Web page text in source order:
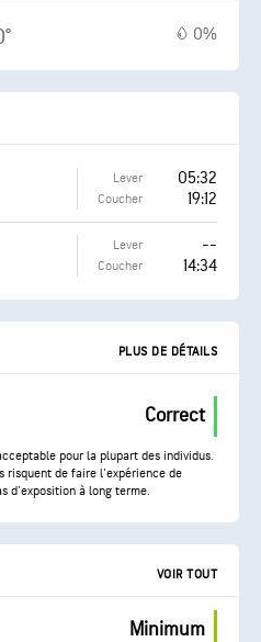
0%
Lever 05:32
Coucher 19:12
Lever --
Coucher 14:34
PLUS DE DÉTAILS
Correct
pour la plupart des individus.
risquent de faire l'expérience de
d'exposition à long terme.
VOIR TOUT
Minimum